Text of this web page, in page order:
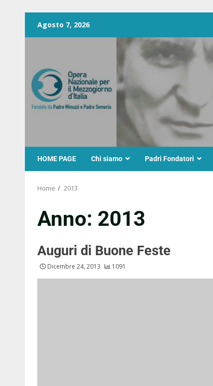
Agosto 7, 2026
HOME PAGE Chi siamo Padri Fondatori
Home 2013
Anno: 2013
Auguri di Buone Feste
Dicembre 24, 2013 1091